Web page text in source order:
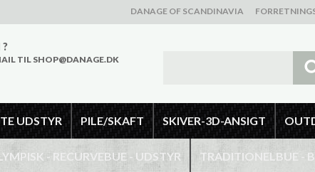
DANAGE OF SCANDINAVIA
?
TIL SHOP@DANAGE.DK
UDSTYR PILE/SKAFT SKIVER-3D-ANSIGT
- RECURVEBUE - UDSTYR TRADITIONELBUE -